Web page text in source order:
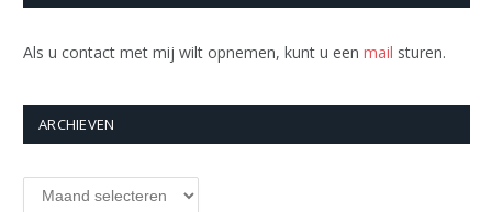
Als u contact met mij wilt opnemen, kunt u een mail sturen.
ARCHIEVEN
Archieven